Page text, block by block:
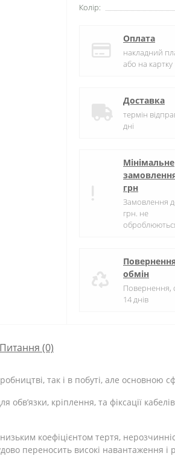
Колір:
Оплата
накладний
або на картку
Доставка
термін
дні
Мінімальне
грн
Замовлення
грн. не
обмін
Повернення,
14 днів
Питання (0)
так і в побуті, але основною
кріплення, та фіксації
коефіцієнтом тертя,
переносить високі навантаження і